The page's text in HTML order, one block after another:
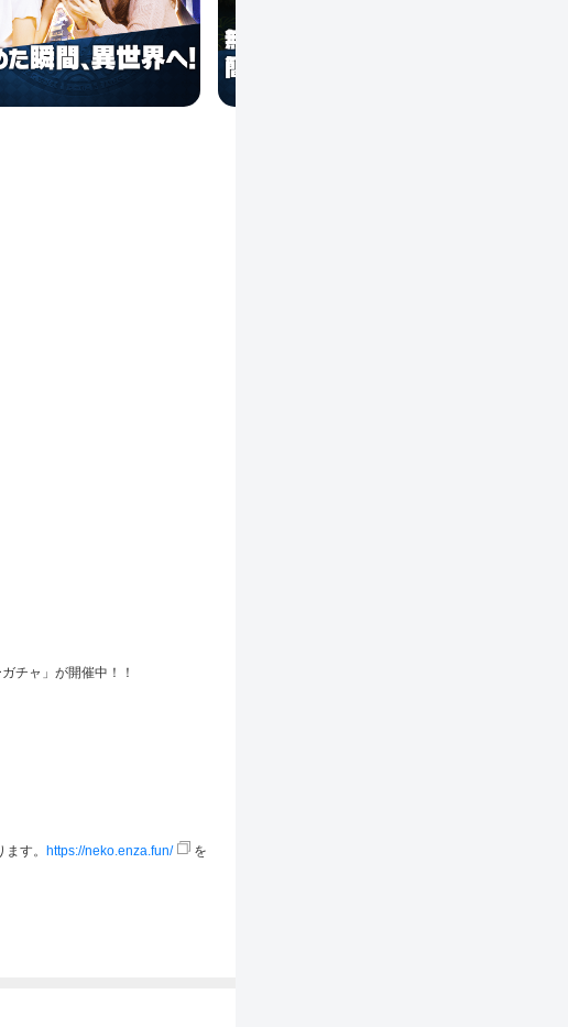
チャ」が開催中！！
す。 https://neko.enza.fun/
を